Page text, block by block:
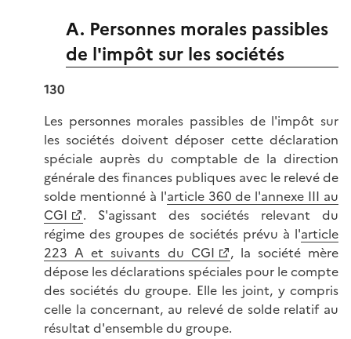
A. Personnes morales passibles
de l'impôt sur les sociétés
130
Les personnes morales passibles de l'impôt sur
les sociétés doivent déposer cette déclaration
spéciale auprès du comptable de la direction
générale des finances publiques avec le relevé de
solde mentionné à l'article 360 de l'annexe III au
CGI
. S'agissant des sociétés relevant du
régime des groupes de sociétés prévu à l'article
223 A et suivants du CGI
, la société mère
dépose les déclarations spéciales pour le compte
des sociétés du groupe. Elle les joint, y compris
celle la concernant, au relevé de solde relatif au
résultat d'ensemble du groupe.